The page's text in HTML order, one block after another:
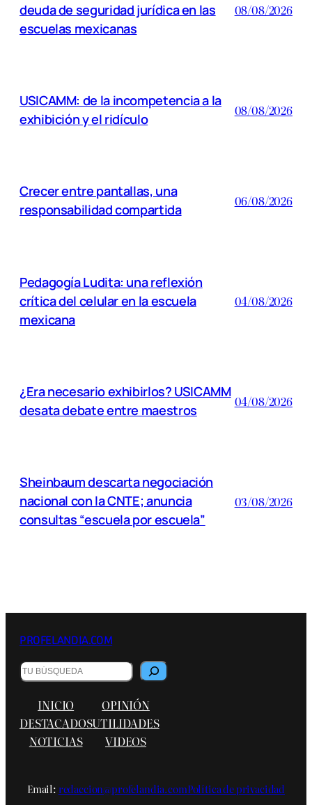
deuda de seguridad jurídica en las
escuelas mexicanas
08/08/2026
USICAMM: de la incompetencia a la
exhibición y el ridículo
08/08/2026
Crecer entre pantallas, una
responsabilidad compartida
06/08/2026
Pedagogía Ludita: una reflexión
crítica del celular en la escuela
mexicana
04/08/2026
¿Era necesario exhibirlos? USICAMM
desata debate entre maestros
04/08/2026
Sheinbaum descarta negociación
nacional con la CNTE; anuncia
consultas “escuela por escuela”
03/08/2026
PROFELANDIA.COM
B
u
a
r
INICIO
DESTACADOS
NOTICIAS
OPINIÓN
UTILIDADES
VIDEOS
Email:redaccion@profelandia.comPolítica de privacidad